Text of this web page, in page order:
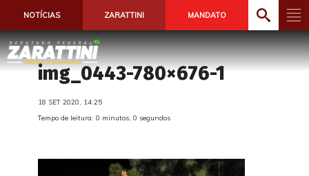
NOTÍCIAS ZARATTINI MANDATO
img_0443-780×676-1
18 SET 2020, 14:25
Tempo de leitura: 0 minutos, 0 segundos